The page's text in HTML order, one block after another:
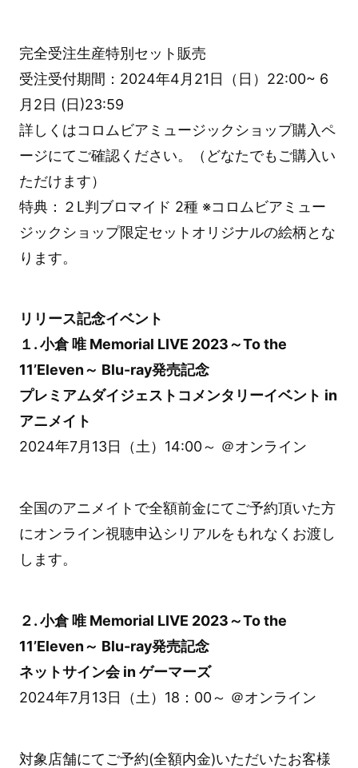
完全受注生産特別セット販売
受注受付期間：2024年4月21日（日）22:00~ 6
月2日 (日)23:59
詳しくはコロムビアミュージックショップ購入ペ
ージにてご確認ください。（どなたでもご購入い
ただけます）
特典：２L判ブロマイド 2種 ※コロムビアミュー
ジックショップ限定セットオリジナルの絵柄とな
ります。
リリース記念イベント
１. 小倉 唯 Memorial LIVE 2023～To the
11’Eleven～ Blu-ray発売記念
プレミアムダイジェストコメンタリーイベント in
アニメイト
2024年7月13日（土）14:00～ ＠オンライン
全国のアニメイトで全額前金にてご予約頂いた方
にオンライン視聴申込シリアルをもれなくお渡し
します。
２. 小倉 唯 Memorial LIVE 2023～To the
11’Eleven～ Blu-ray発売記念
ネットサイン会 in ゲーマーズ
2024年7月13日（土）18：00～ ＠オンライン
対象店舗にてご予約(全額内金)いただいたお客様